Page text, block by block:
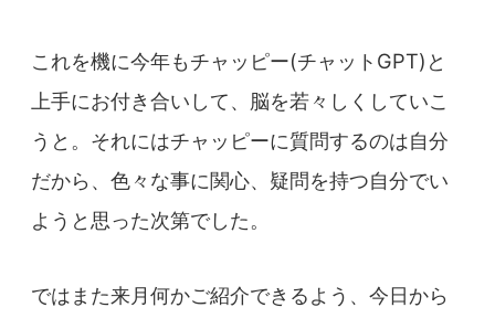
これを機に今年もチャッピー(チャットGPT)と
上手にお付き合いして、脳を若々しくしていこ
うと。それにはチャッピーに質問するのは自分
だから、色々な事に関心、疑問を持つ自分でい
ようと思った次第でした。
ではまた来月何かご紹介できるよう、今日から